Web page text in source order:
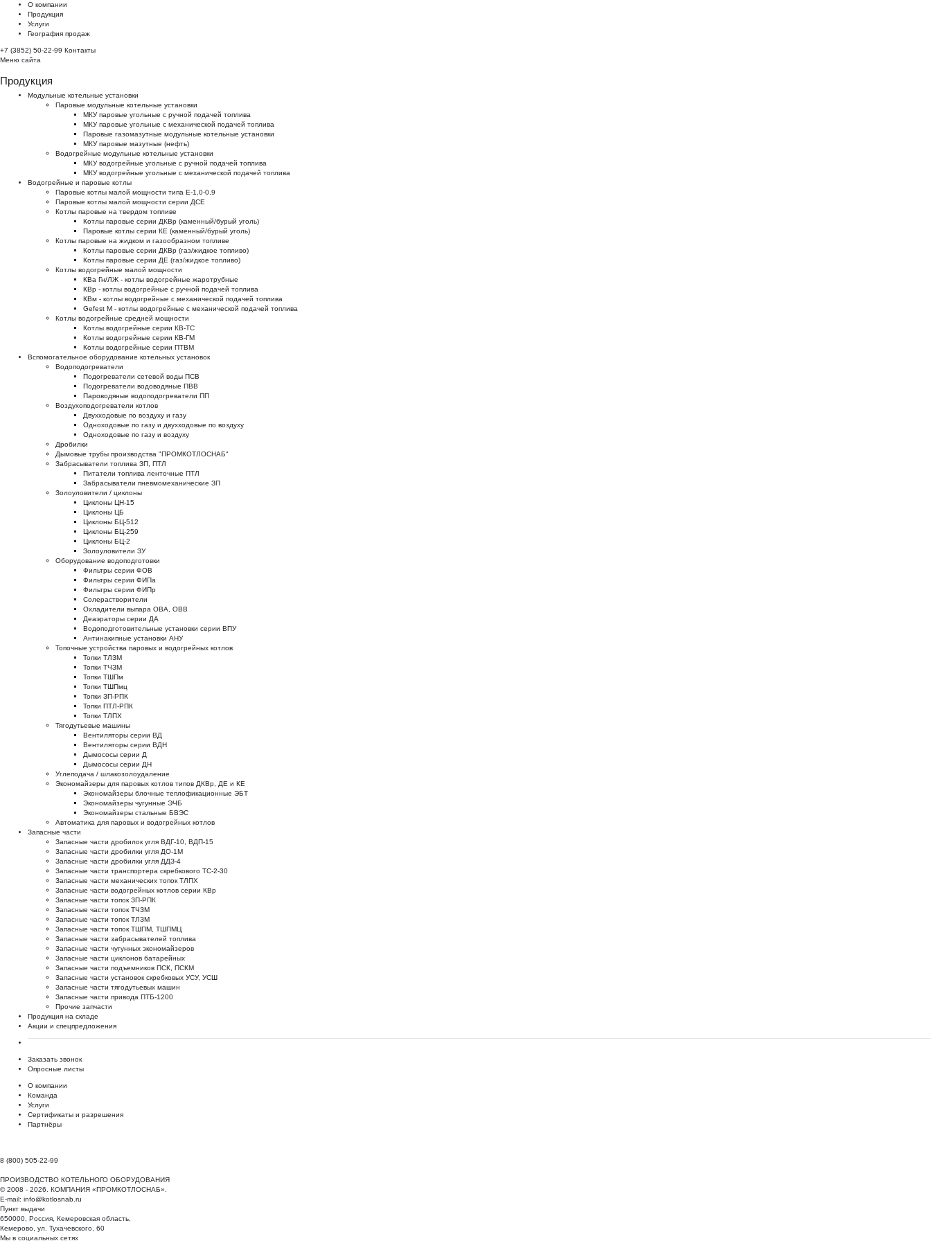
О компании
Продукция
Услуги
География продаж
+7 (3852) 50-22-99 Контакты
Меню сайта
Продукция
Модульные котельные установки
Паровые модульные котельные установки
МКУ паровые угольные с ручной подачей топлива
МКУ паровые угольные с механической подачей топлива
Паровые газомазутные модульные котельные установки
МКУ паровые мазутные (нефть)
Водогрейные модульные котельные установки
МКУ водогрейные угольные с ручной подачей топлива
МКУ водогрейные угольные с механической подачей топлива
Водогрейные и паровые котлы
Паровые котлы малой мощности типа Е-1,0-0,9
Паровые котлы малой мощности серии ДСЕ
Котлы паровые на твердом топливе
Котлы паровые серии ДКВр (каменный/бурый уголь)
Паровые котлы серии КЕ (каменный/бурый уголь)
Котлы паровые на жидком и газообразном топливе
Котлы паровые серии ДКВр (газ/жидкое топливо)
Котлы паровые серии ДЕ (газ/жидкое топливо)
Котлы водогрейные малой мощности
КВа Гн/ЛЖ - котлы водогрейные жаротрубные
КВр - котлы водогрейные с ручной подачей топлива
КВм - котлы водогрейные с механической подачей топлива
Gefest M - котлы водогрейные с механической подачей топлива
Котлы водогрейные средней мощности
Котлы водогрейные серии КВ-ТС
Котлы водогрейные серии КВ-ГМ
Котлы водогрейные серии ПТВМ
Вспомогательное оборудование котельных установок
Водоподогреватели
Подогреватели сетевой воды ПСВ
Подогреватели водоводяные ПВВ
Пароводяные водоподогреватели ПП
Воздухоподогреватели котлов
Двухходовые по воздуху и газу
Одноходовые по газу и двухходовые по воздуху
Одноходовые по газу и воздуху
Дробилки
Дымовые трубы производства "ПРОМКОТЛОСНАБ"
Забрасыватели топлива ЗП, ПТЛ
Питатели топлива ленточные ПТЛ
Забрасыватели пневмомеханические ЗП
Золоуловители / циклоны
Циклоны ЦН-15
Циклоны ЦБ
Циклоны БЦ-512
Циклоны БЦ-259
Циклоны БЦ-2
Золоуловители ЗУ
Оборудование водоподготовки
Фильтры серии ФОВ
Фильтры серии ФИПа
Фильтры серии ФИПр
Солерастворители
Охладители выпара ОВА, ОВВ
Деаэраторы серии ДА
Водоподготовительные установки серии ВПУ
Антинакипные установки АНУ
Топочные устройства паровых и водогрейных котлов
Топки ТЛЗМ
Топки ТЧЗМ
Топки ТШПм
Топки ТШПмц
Топки ЗП-РПК
Топки ПТЛ-РПК
Топки ТЛПХ
Тягодутьевые машины
Вентиляторы серии ВД
Вентиляторы серии ВДН
Дымососы серии Д
Дымососы серии ДН
Углеподача / шлакозолоудаление
Экономайзеры для паровых котлов типов ДКВр, ДЕ и КЕ
Экономайзеры блочные теплофикационные ЭБТ
Экономайзеры чугунные ЭЧБ
Экономайзеры стальные БВЭС
Автоматика для паровых и водогрейных котлов
Запасные части
Запасные части дробилок угля ВДГ-10, ВДП-15
Запасные части дробилки угля ДО-1М
Запасные части дробилки угля ДДЗ-4
Запасные части транспортера скребкового ТС-2-30
Запасные части механических топок ТЛПХ
Запасные части водогрейных котлов серии КВр
Запасные части топок ЗП-РПК
Запасные части топок ТЧЗМ
Запасные части топок ТЛЗМ
Запасные части топок ТШПМ, ТШПМЦ
Запасные части забрасывателей топлива
Запасные части чугунных экономайзеров
Запасные части циклонов батарейных
Запасные части подъемников ПСК, ПСКМ
Запасные части установок скребковых УСУ, УСШ
Запасные части тягодутьевых машин
Запасные части привода ПТБ-1200
Прочие запчасти
Продукция на складе
Акции и спецпредложения
Заказать звонок
Опросные листы
О компании
Команда
Услуги
Сертификаты и разрешения
Партнёры
8 (800) 505-22-99
ПРОИЗВОДСТВО КОТЕЛЬНОГО ОБОРУДОВАНИЯ
© 2008 - 2026. КОМПАНИЯ «ПРОМКОТЛОСНАБ».
E-mail: info@kotlosnab.ru
Пункт выдачи
650000 Россия Кемеровская область
Кемерово ул. Тухачевского, 60
Мы в социальных сетях